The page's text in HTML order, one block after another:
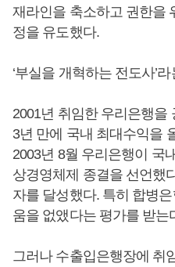
재라인을 축소하고 권한을
정을 유도했다.
‘부실을 개혁하는 전도사’
2001년 취임한 우리은행을
3년 만에 국내 최대수익을
2003년 8월 우리은행이 국
상경영체제 종결을 선언했
자를 달성했다. 특히 합병
움을 없앴다는 평가를 받는
그러나 수출입은행장에 취